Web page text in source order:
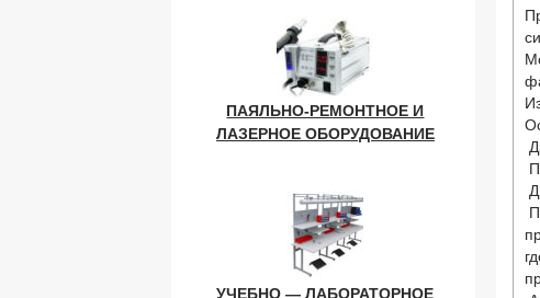
ПАЯЛЬНО-РЕМОНТНОЕ И
ЛАЗЕРНОЕ ОБОРУДОВАНИЕ
УЧЕБНО — ЛАБОРАТОРНОЕ